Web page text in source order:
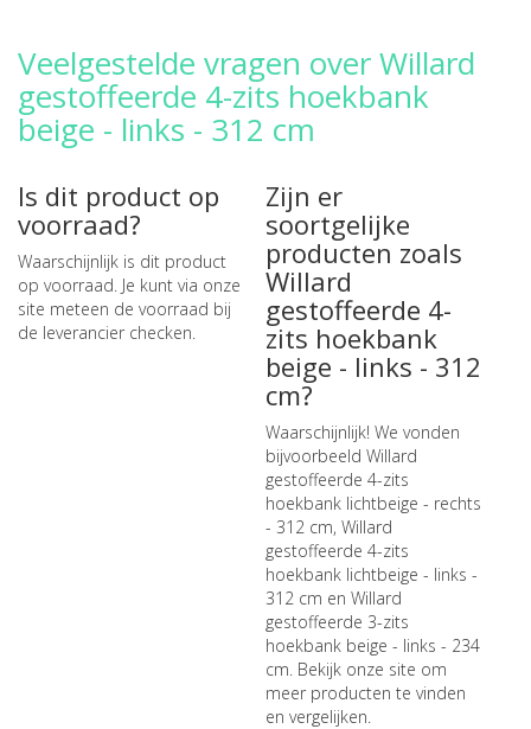
Veelgestelde vragen over Willard
gestoffeerde 4-zits hoekbank
beige - links - 312 cm
Is dit product op
voorraad?
Waarschijnlijk is dit product
op voorraad. Je kunt via onze
site meteen de voorraad bij
de leverancier checken.
Zijn er
soortgelijke
producten zoals
Willard
gestoffeerde 4-
zits hoekbank
beige - links - 312
cm?
Waarschijnlijk! We vonden
bijvoorbeeld Willard
gestoffeerde 4-zits
hoekbank lichtbeige - rechts
- 312 cm, Willard
gestoffeerde 4-zits
hoekbank lichtbeige - links -
312 cm en Willard
gestoffeerde 3-zits
hoekbank beige - links - 234
cm. Bekijk onze site om
meer producten te vinden
en vergelijken.